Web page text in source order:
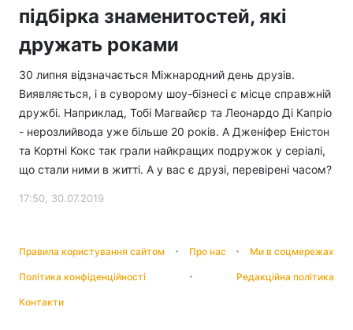
підбірка знаменитостей, які
дружать роками
30 липня відзначається Міжнародний день друзів.
Виявляється, і в суворому шоу-бізнесі є місце справжній
дружбі. Наприклад, Тобі Магвайєр та Леонардо Ді Капріо
- нерозлийвода уже більше 20 років. А Дженіфер Еністон
та Кортні Кокс так грали найкращих подружок у серіалі,
що стали ними в житті. А у вас є друзі, перевірені часом?
17:50, 30.07.2019
Правила користування сайтом Про нас Ми в соцмережах
Політика конфіденційності Редакційна політика
Контакти